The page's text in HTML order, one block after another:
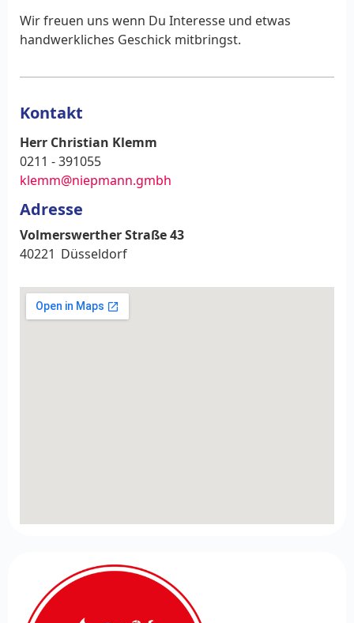
Wir freuen uns wenn Du Interesse und etwas
handwerkliches Geschick mitbringst.
Kontakt
Herr Christian Klemm
0211 - 391055
klemm@niepmann.gmbh
Adresse
Volmerswerther Straße 43
40221 Düsseldorf